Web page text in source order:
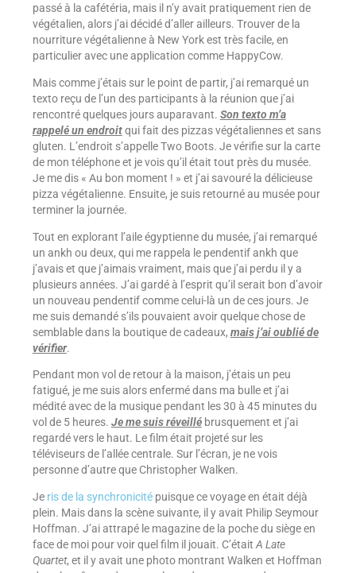
passé à la cafétéria, mais il n’y avait pratiquement rien de
végétalien, alors j’ai décidé d’aller ailleurs. Trouver de la
nourriture végétalienne à New York est très facile, en
particulier avec une application comme HappyCow.
Mais comme j’étais sur le point de partir, j’ai remarqué un
texto reçu de l’un des participants à la réunion que j’ai
rencontré quelques jours auparavant. Son texto m’a
rappelé un endroitqui fait des pizzas végétaliennes et sans
gluten. L’endroit s’appelle Two Boots. Je vérifie sur la carte
de mon téléphone et je vois qu’il était tout près du musée.
Je me dis « Au bon moment ! » et j’ai savouré la délicieuse
pizza végétalienne. Ensuite, je suis retourné au musée pour
terminer la journée.
Tout en explorant l’aile égyptienne du musée, j’ai remarqué
un ankh ou deux, qui me rappela le pendentif ankh que
j’avais et que j’aimais vraiment, mais que j’ai perdu il y a
plusieurs années. J’ai gardé à l’esprit qu’il serait bon d’avoir
un nouveau pendentif comme celui-là un de ces jours. Je
me suis demandé s’ils pouvaient avoir quelque chose de
semblable dans la boutique de cadeaux, mais j’ai oublié de
vérifier.
Pendant mon vol de retour à la maison, j’étais un peu
fatigué, je me suis alors enfermé dans ma bulle et j’ai
médité avec de la musique pendant les 30 à 45 minutes du
vol de 5 heures. Je me suis réveillébrusquement et j’ai
regardé vers le haut. Le film était projeté sur les
téléviseurs de l’allée centrale. Sur l’écran, je ne vois
personne d’autre que Christopher Walken.
Je ris de la synchronicitépuisque ce voyage en était déjà
plein. Mais dans la scène suivante, il y avait Philip Seymour
Hoffman. J’ai attrapé le magazine de la poche du siège en
face de moi pour voir quel film il jouait. C’était A Late
Quartet, et il y avait une photo montrant Walken et Hoffman